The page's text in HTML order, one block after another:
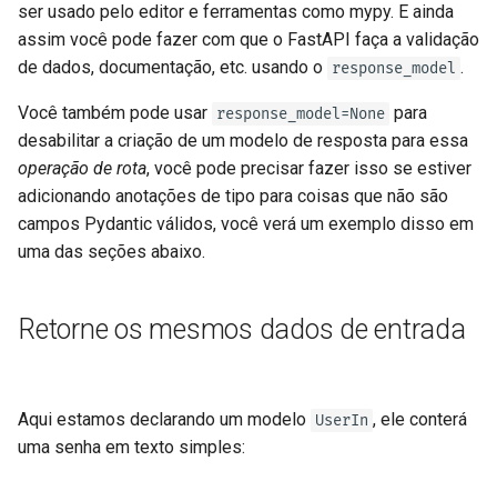
ser usado pelo editor e ferramentas como mypy. E ainda
assim você pode fazer com que o FastAPI faça a validação
de dados, documentação, etc. usando o response_model .
Você também pode usar response_model=None para
desabilitar a criação de um modelo de resposta para essa
operação de rota, você pode precisar fazer isso se estiver
adicionando anotações de tipo para coisas que não são
campos Pydantic válidos, você verá um exemplo disso em
uma das seções abaixo.
Retorne os mesmos dados de entrada
Aqui estamos declarando um modelo UserIn , ele conterá
uma senha em texto simples: